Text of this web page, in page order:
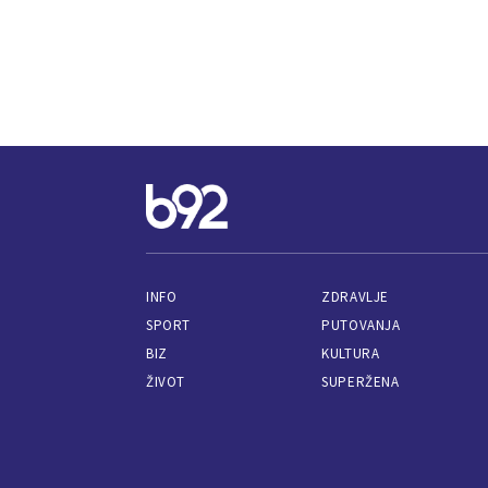
INFO
SPORT
BIZ
ŽIVOT
ZDRAVLJE
PUTOVANJA
KULTURA
SUPERŽENA